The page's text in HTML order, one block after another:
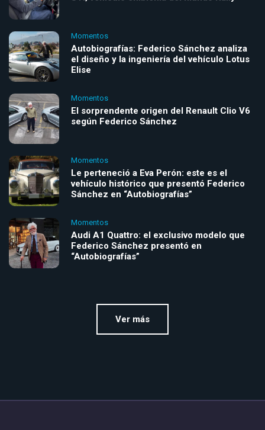
Momentos
Autobiografías: Federico Sánchez analiza
el diseño y la ingeniería del vehículo Lotus
Elise
Momentos
El sorprendente origen del Renault Clio V6
según Federico Sánchez
Momentos
Le perteneció a Eva Perón: este es el
vehículo histórico que presentó Federico
Sánchez en “Autobiografías”
Momentos
Audi A1 Quattro: el exclusivo modelo que
Federico Sánchez presentó en
“Autobiografías”
Ver más